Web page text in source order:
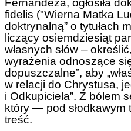
fidelis ("Wierna Matka
doktrynalną” o tytułach
liczący osiemdziesiąt
własnych słów –
wyrażenia odnoszące
dopuszczalne”, aby
w relacji do Chrystusa,
i Odkupiciela”. Z bólem
który — pod
treść.